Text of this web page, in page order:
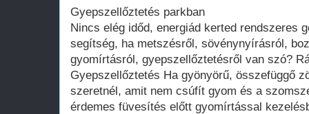
Gyepszellőztetés parkban
Nincs elég időd, energiád kerted rendszeres
segítség, ha metszésről, sövénynyírásról,
gyomírtásról, gyepszellőztetésről van szó?
Gyepszellőztetés Ha gyönyörű, összefüggő
szeretnél, amit nem csúfít gyom és a
érdemes füvesítés előtt gyomírtással